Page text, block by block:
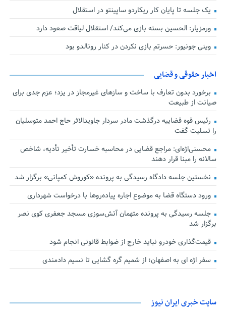
یک جلسه تا پایان کار ریکاردو ساپینتو در استقلال
ورمزیار: الحسین بسته بازی می‌کند/ استقلال لیاقت صعود دارد
وینی جونیور: حسرتم بازی نکردن در کنار رونالدو بود
اخبار حقوقی و قضایی
برخورد بدون تعارف با ساخت‌ و سازهای غیرمجاز در یزد؛ عزم جدی برای
صیانت از طبیعت
رئیس قوه قضاییه درگذشت مادر سردار جاویدالاثر حاج احمد متوسلیان
را تسلیت گفت
محسنی‌اژه‌ای: مراجع قضایی در محاسبه خسارت تأخیر تأدیه، شاخص
سالانه را مبنا قرار دهند
نخستین جلسه دادگاه رسیدگی به پرونده «کوروش کمپانی» برگزار شد
ورود دستگاه قضا به موضوع اجاره پیاده‌روها با درخواست شهرداری
جلسه رسیدگی به پرونده متهمان آتش‌سوزی مسجد جعفری کوی نصر
برگزار شد
قیمت‌گذاری خودرو نباید خارج از ضوابط قانونی انجام شود
سفر اژه ای به اصفهان؛ از شمیم گره گشایی تا نسیم دادمندی
سایت خبری ایران نیوز